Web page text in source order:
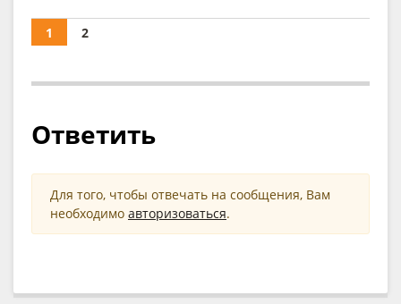
1 2
Ответить
Для того, чтобы отвечать на сообщения, Вам
необходимо авторизоваться.